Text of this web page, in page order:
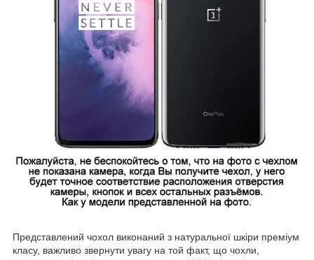
Представлений чохол виконаний з натуральної шкіри преміум
класу, важливо звернути увагу на той факт, що чохли,